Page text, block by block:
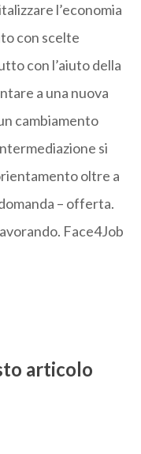
l’economia
con scelte
con l’aiuto della
a una nuova
cambiamento
si
oltre a
– offerta.
Face4Job
articolo